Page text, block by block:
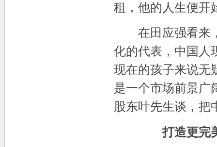
租，他的人生便开
在田应强看来，
化的代表，中国人
现在的孩子来说无
是一个市场前景广
股东叶先生谈，把
打造更完美